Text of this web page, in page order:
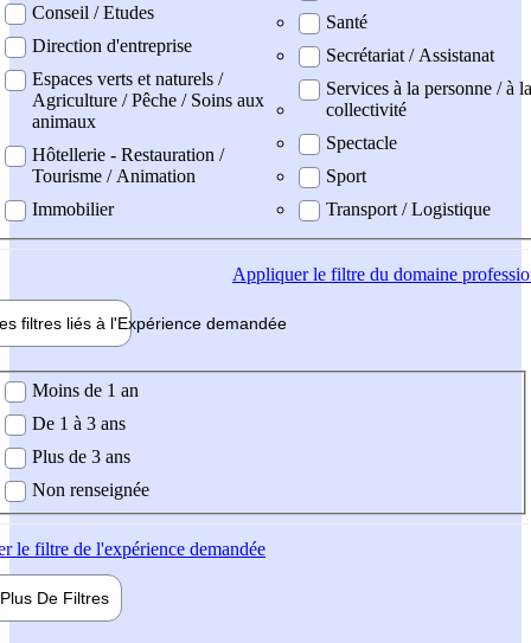
Conseil / Etudes
Direction d'entreprise
Espaces verts et naturels /
Agriculture / Pêche / Soins aux
animaux
Hôtellerie - Restauration /
Tourisme / Animation
Immobilier
Santé
Secrétariat / Assistanat
Services à la personne / à la
collectivité
Spectacle
Sport
Transport / Logistique
Appliquerle filtre du domaine
filtres liés à l'Expérience demandée
demandée
Moins de 1 an
De 1 à 3 ans
Plus de 3 ans
Non renseignée
le filtre de l'expérience demandée
Plus De Filtres